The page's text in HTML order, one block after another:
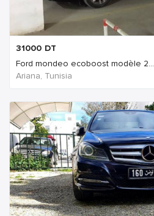
31000 DT
Ford mondeo ecoboost modèle 2...
Ariana, Tunisia